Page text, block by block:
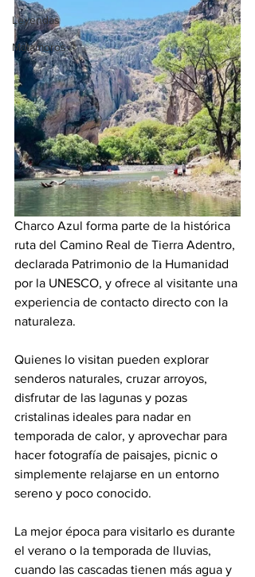
Leyendas
Matamoros
Charco Azul forma parte de la histórica
ruta del Camino Real de Tierra Adentro,
declarada Patrimonio de la Humanidad
por la UNESCO, y ofrece al visitante una
experiencia de contacto directo con la
naturaleza.
Quienes lo visitan pueden explorar
senderos naturales, cruzar arroyos,
disfrutar de las lagunas y pozas
cristalinas ideales para nadar en
temporada de calor, y aprovechar para
hacer fotografía de paisajes, picnic o
simplemente relajarse en un entorno
sereno y poco conocido.
La mejor época para visitarlo es durante
el verano o la temporada de lluvias,
cuando las cascadas tienen más agua y